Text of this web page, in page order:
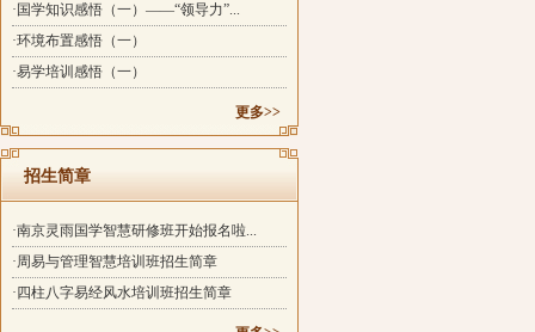
·国学知识感悟（一）——“领导力”...
·环境布置感悟（一）
·易学培训感悟（一）
更多>>
招生简章
·南京灵雨国学智慧研修班开始报名啦...
·周易与管理智慧培训班招生简章
·四柱八字易经风水培训班招生简章